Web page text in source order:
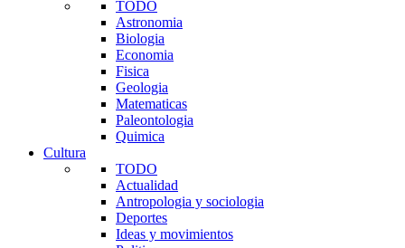
TODO
Astronomia
Biologia
Economia
Fisica
Geologia
Matematicas
Paleontologia
Quimica
Cultura
TODO
Actualidad
Antropologia y sociologia
Deportes
Ideas y movimientos